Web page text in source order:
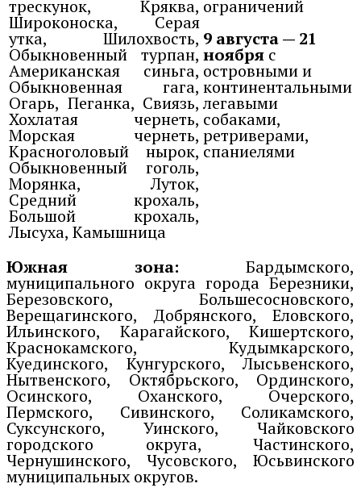
трескунок, Кряква,
Широконоска, Серая
утка, Шилохвость,
Обыкновенный турпан,
Американская синьга,
Обыкновенная гага,
Огарь, Пеганка, Свиязь,
Хохлатая чернеть,
Морская чернеть,
Красноголовый нырок,
Обыкновенный гоголь,
Морянка, Луток,
Средний крохаль,
Большой крохаль,
Лысуха, Камышница
ограничений
9 августа — 21
ноября с
островными и
континентальными
легавыми
собаками,
ретриверами,
спаниелями
Южная зона: Бардымского,
муниципального округа города Березники,
Березовского, Большесосновского,
Верещагинского, Добрянского, Еловского,
Ильинского, Карагайского, Кишертского,
Краснокамского, Кудымкарского,
Куединского, Кунгурского, Лысьвенского,
Нытвенского, Октябрьского, Ординского,
Осинского, Оханского, Очерского,
Пермского, Сивинского, Соликамского,
Суксунского, Уинского, Чайковского
городского округа, Частинского,
Чернушинского, Чусовского, Юсьвинского
муниципальных округов.